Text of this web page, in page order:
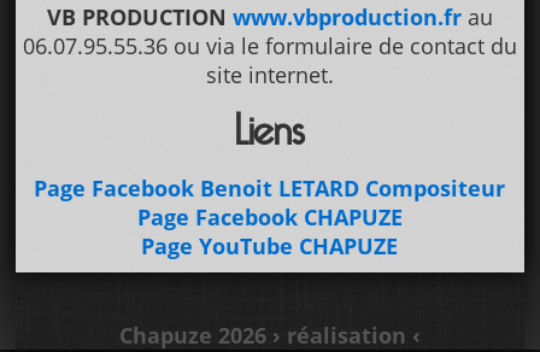
VB PRODUCTION www.vbproduction.frau
06.07.95.55.36 ou via le formulaire de contact du
site internet.
Liens
Page Facebook Benoit LETARD Compositeur
Page Facebook CHAPUZE
Page YouTube CHAPUZE
Chapuze 2026 › réalisation ‹